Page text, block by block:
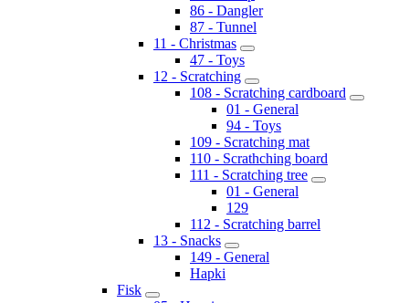
86 - Dangler
87 - Tunnel
11 - Christmas
47 - Toys
12 - Scratching
108 - Scratching cardboard
01 - General
94 - Toys
109 - Scratching mat
110 - Scrathching board
111 - Scratching tree
01 - General
129
112 - Scratching barrel
13 - Snacks
149 - General
Hapki
Fisk